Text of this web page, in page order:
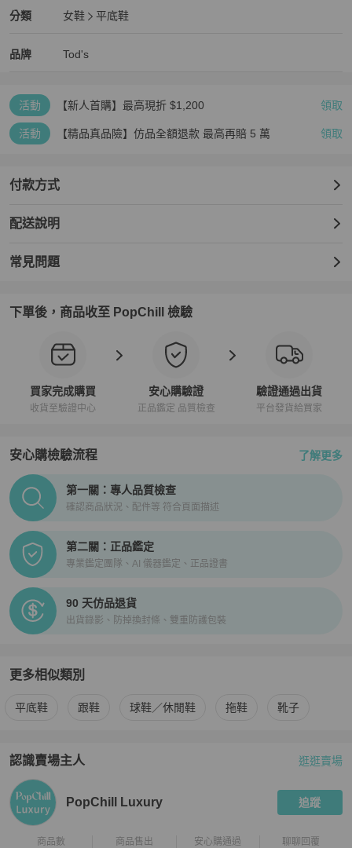
分類
Tod's 分類資訊
女鞋
平底鞋
品牌
Tod's 女鞋品牌介紹
Tod's
Tod's 推薦清單
活動 【新人首購】最高現折 $1,200 領取
活動 【精品真品險】仿品全額退款 最高再賠 5 萬 領取
付款方式
配送說明
常見問題
下單後，商品收至 PopChill 檢驗
買家完成購買
收貨至驗證中心
安心購驗證
正品鑑定 品質檢查
驗證通過出貨
平台發貨給買家
安心購檢驗流程 了解更多
PopChill拍拍圈正品驗證、安心購檢驗流程介紹
第一關：專人品質檢查
確認商品狀況、配件等 符合頁面描述
第二關：正品鑑定
專業鑑定團隊、AI 儀器鑑定、正品證書
90 天仿品退貨
出貨錄影、防掉換封條、雙重防護包裝
更多相似類別
更多Tod's 相似商品推薦
平底鞋 跟鞋 球鞋／休閒鞋 拖鞋 靴子
認識賣場主人
PopChill 拍拍圈嚴選賣家
逛逛賣場
PopChill Luxury 追蹤
商品數 商品售出 安心購通過 聊聊回覆